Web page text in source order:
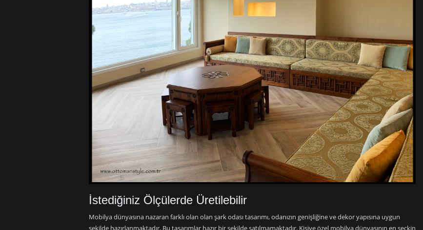
İstediğiniz Ölçülerde Üretilebilir
Mobilya dünyasına nazaran farklı olan olan şark odası tasarımı, odanızın genişliğine ve dekor yapısına uygun
şekilde hazırlanmaktadır. Bu tasarımlar hazır bir şekilde satılmamaktadır. Kişiye özel mobilya dünyasının en seçkin